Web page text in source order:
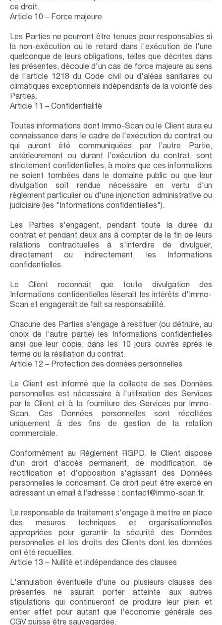
ce droit.
Article 10 – Force majeure
Les Parties ne pourront être tenues pour responsables si
la non-exécution ou le retard dans l'exécution de l'une
quelconque de leurs obligations, telles que décrites dans
les présentes, découle d'un cas de force majeure au sens
de l'article 1218 du Code civil ou d'aléas sanitaires ou
climatiques exceptionnels indépendants de la volonté des
Parties.
Article 11 – Confidentialité
Toutes informations dont Immo-Scan ou le Client aura eu
connaissance dans le cadre de l'exécution du contrat ou
qui auront été communiquées par l’autre Partie,
antérieurement ou durant l’exécution du contrat, sont
strictement confidentielles, à moins que ces informations
ne soient tombées dans le domaine public ou que leur
divulgation soit rendue nécessaire en vertu d'un
règlement particulier ou d'une injonction administrative ou
judiciaire (les "Informations confidentielles").
Les Parties s'engagent, pendant toute la durée du
contrat et pendant deux ans à compter de la fin de leurs
relations contractuelles à s'interdire de divulguer,
directement ou indirectement, les Informations
confidentielles.
Le Client reconnaît que toute divulgation des
Informations confidentielles léserait les intérêts d'Immo-
Scan et engagerait de fait sa responsabilité.
Chacune des Parties s’engage à restituer (ou détruire, au
choix de l’autre partie) les Informations confidentielles
ainsi que leur copie, dans les 10 jours ouvrés après le
terme ou la résiliation du contrat.
Article 12 – Protection des données personnelles
Le Client est informé que la collecte de ses Données
personnelles est nécessaire à l'utilisation des Services
par le Client et à la fourniture des Services par Immo-
Scan. Ces Données personnelles sont récoltées
uniquement à des fins de gestion de la relation
commerciale.
Conformément au Règlement RGPD, le Client dispose
d'un droit d'accès permanent, de modification, de
rectification et d'opposition s'agissant des Données
personnelles le concernant. Ce droit peut être exercé en
adressant un email à l’adresse : contact@immo-scan.fr.
Le responsable de traitement s'engage à mettre en place
des mesures techniques et organisationnelles
appropriées pour garantir la sécurité des Données
personnelles et les droits des Clients dont les données
ont été recueillies.
Article 13 – Nullité et indépendance des clauses
L'annulation éventuelle d'une ou plusieurs clauses des
présentes ne saurait porter atteinte aux autres
stipulations qui continueront de produire leur plein et
entier effet pour autant que l'économie générale des
CGV puisse être sauvegardée.